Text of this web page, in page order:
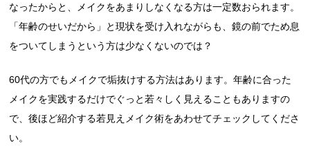
なったからと、メイクをあまりしなくなる方は一定数おられます。
「年齢のせいだから」と現状を受け入れながらも、鏡の前でため息
をついてしまうという方は少なくないのでは？
60代の方でもメイクで垢抜けする方法はあります。年齢に合った
メイクを実践するだけでぐっと若々しく見えることもありますの
で、後ほど紹介する若見えメイク術をあわせてチェックしてくださ
い。